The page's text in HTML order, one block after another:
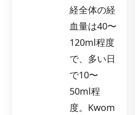
経全体の経
血量は40〜
120ml程度
で、多い日
で10〜
50ml程
度。Kwom